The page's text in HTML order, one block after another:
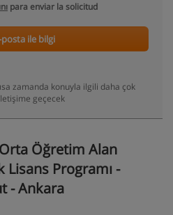
para enviar la solicitud
posta ile bilgi
zamanda konuyla ilgili daha çok
geçecek
Öğretim Alan
Programı -
- Ankara